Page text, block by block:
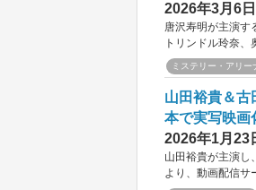
2026年3月6
唐沢寿明が主演す
トリンドル玲奈
ミステリー・アリー
山田裕貴＆
本で実写映画
2026年1月23
山田裕貴が主演し
より、動画配信